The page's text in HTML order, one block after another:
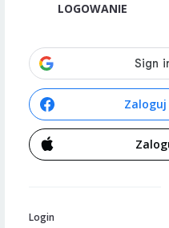
LOGOWANIE
Zaloguj
Login